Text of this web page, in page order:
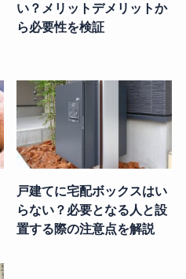
い？メリットデメリットか
ら必要性を検証
戸建てに宅配ボックスはい
らない？必要となる人と設
置する際の注意点を解説